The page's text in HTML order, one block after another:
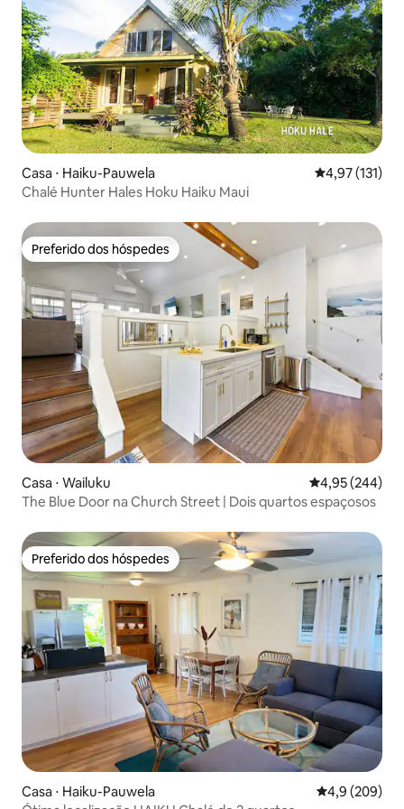
Casa ⋅ Haiku-Pauwela 4,97 de uma
4,97 (131)
Chalé Hunter Hales Hoku Haiku Maui
Preferido dos hóspedes
Preferido dos hóspedes
Casa ⋅ Wailuku 4,95 de uma
4,95 (244)
The Blue Door na Church Street | Dois quartos espaçosos
Preferido dos hóspedes
Preferido dos hóspedes
Casa ⋅ Haiku-Pauwela 4,9 de uma
4,9 (209)